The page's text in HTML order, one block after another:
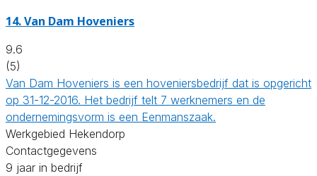
14.Van Dam Hoveniers
9.6
(5)
Van Dam Hoveniers is een hoveniersbedrijf dat is opgericht
op 31-12-2016. Het bedrijf telt 7 werknemers en de
ondernemingsvorm is een Eenmanszaak.
Werkgebied Hekendorp
Contactgegevens
9 jaar in bedrijf